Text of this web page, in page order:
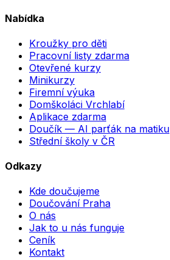
Nabídka
Kroužky pro děti
Pracovní listy zdarma
Otevřené kurzy
Minikurzy
Firemní výuka
Domškoláci Vrchlabí
Aplikace zdarma
Doučík — AI parťák na matiku
Střední školy v ČR
Odkazy
Kde doučujeme
Doučování Praha
O nás
Jak to u nás funguje
Ceník
Kontakt